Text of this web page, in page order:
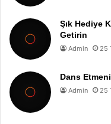
Şık Hediye
Getirin
Admin 25
Dans
Admin 25